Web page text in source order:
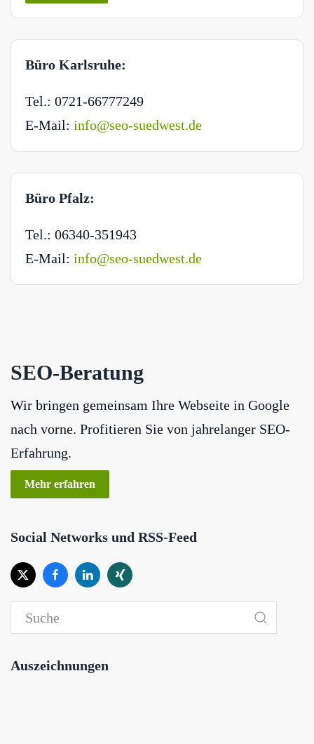
Büro Karlsruhe:
Tel.: 0721-66777249
E-Mail: info@seo-suedwest.de
Büro Pfalz:
Tel.: 06340-351943
E-Mail: info@seo-suedwest.de
SEO-Beratung
Wir bringen gemeinsam Ihre Webseite in Google
nach vorne. Profitieren Sie von jahrelanger SEO-
Erfahrung.
Mehr erfahren
Social Networks und RSS-Feed
Auszeichnungen